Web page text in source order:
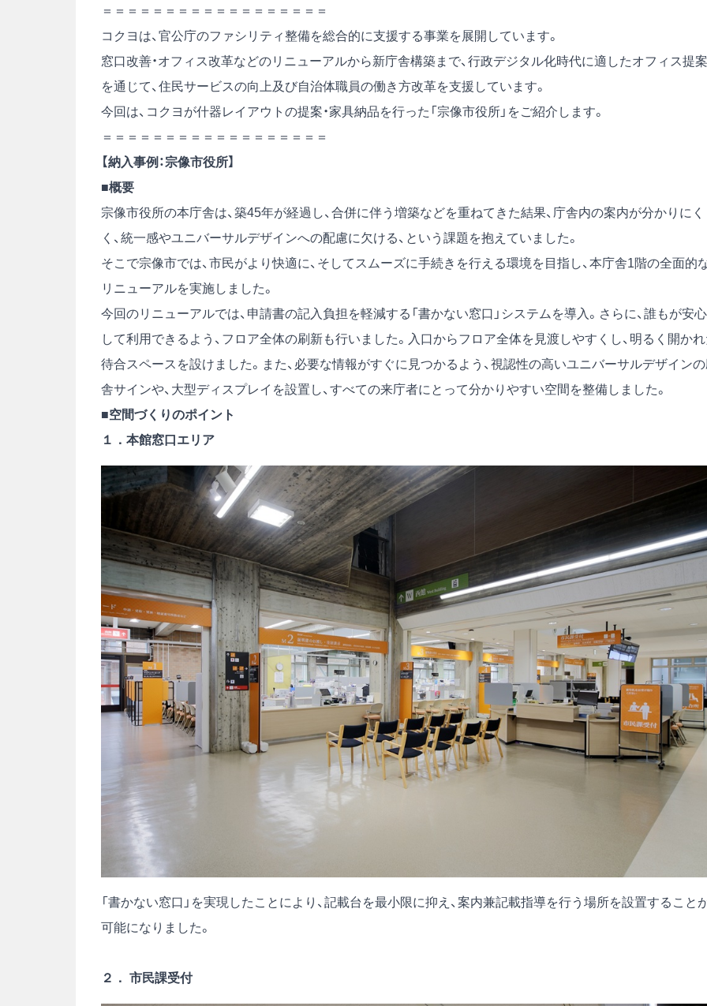
＝＝＝＝＝＝＝＝＝＝＝＝＝＝＝＝＝＝
コクヨは、官公庁のファシリティ整備を総合的に支援する事業を展開しています。
窓口改善・オフィス改革などのリニューアルから新庁舎構築まで、行政デジタル化時代に適したオフィス提案
を通じて、住民サービスの向上及び自治体職員の働き方改革を支援しています。
今回は、コクヨが什器レイアウトの提案・家具納品を行った「宗像市役所」をご紹介します。
＝＝＝＝＝＝＝＝＝＝＝＝＝＝＝＝＝＝
【納入事例：宗像市役所】
■概要
宗像市役所の本庁舎は、築45年が経過し、合併に伴う増築などを重ねてきた結果、庁舎内の案内が分かりにく
く、統一感やユニバーサルデザインへの配慮に欠ける、という課題を抱えていました。
そこで宗像市では、市民がより快適に、そしてスムーズに手続きを行える環境を目指し、本庁舎1階の全面的
リニューアルを実施しました。
今回のリニューアルでは、申請書の記入負担を軽減する「書かない窓口」システムを導入。さらに、誰もが安心
して利用できるよう、フロア全体の刷新も行いました。入口からフロア全体を見渡しやすくし、明るく開か
待合スペースを設けました。また、必要な情報がすぐに見つかるよう、視認性の高いユニバーサルデザイン
舎サインや、大型ディスプレイを設置し、すべての来庁者にとって分かりやすい空間を整備しました。
■空間づくりのポイント
１．本館窓口エリア
「書かない窓口」を実現したことにより、記載台を最小限に抑え、案内兼記載指導を行う場所を設置すること
可能になりました。
２． 市民課受付